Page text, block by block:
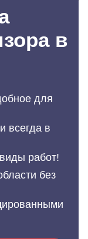
в
для
всегда в
работ!
без